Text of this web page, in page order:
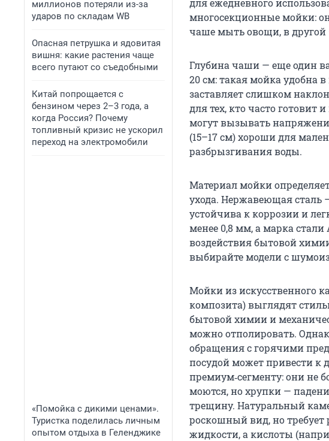
миллионов потеряли из-за
ударов по складам WB
Опасная петрушка и ядовитая
вишня: какие растения чаще
всего путают со съедобными
Китай попрощается с
бензином через 2–3 года, а
когда Россия? Почему
топливный кризис не ускорил
переход на электромобили
«Помойка с дикими ценами».
Туристка поделилась личным
опытом отдыха в Геленджике
для ежедневного
многосекционные мойки:
чаше мыть овощи, в другой
Глубина чаши — еще один
20 см: такая мойка удобна
заставляет слишком
для тех, кто часто готовит
могут вызывать
(15–17 см) хороши для
разбрызгивания воды.
Материал мойки
ухода. Нержавеющая
устойчива к коррозии и
менее 0,8 мм, а марка стали
воздействия бытовой
выбирайте модели с
Мойки из искусственного
композита) выглядят
бытовой химии и
можно отполировать.
обращения с горячими
посудой может привести к
премиум‑сегменту: они не
моются, но хрупки —
трещину. Натуральный
роскошный вид, но требует
жидкости, а кислоты